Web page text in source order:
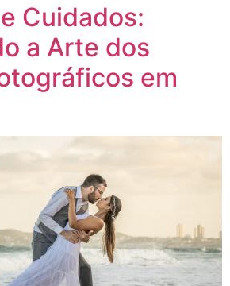
Cuidados:
a Arte dos
em